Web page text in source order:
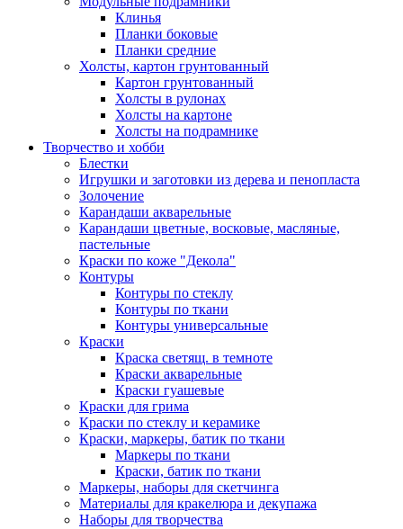
Клинья
Планки боковые
Планки средние
Холсты, картон грунтованный
Картон грунтованный
Холсты в рулонах
Холсты на картоне
Холсты на подрамнике
Творчество и хобби
Блестки
Игрушки и заготовки из дерева и пенопласта
Золочение
Карандаши акварельные
Карандаши цветные, восковые, масляные,
пастельные
Краски по коже "Декола"
Контуры
Контуры по стеклу
Контуры по ткани
Контуры универсальные
Краски
Краска светящ. в темноте
Краски акварельные
Краски гуашевые
Краски для грима
Краски по стеклу и керамике
Краски, маркеры, батик по ткани
Маркеры по ткани
Краски, батик по ткани
Маркеры, наборы для скетчинга
Материалы для кракелюра и декупажа
Наборы для творчества